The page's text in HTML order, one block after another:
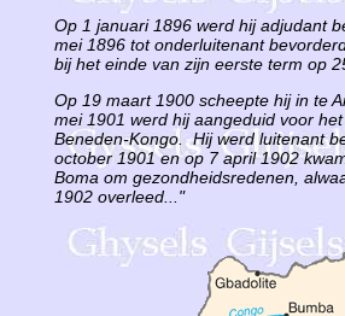
Op 1 januari 1896 werd hij adjudant
mei 1896 tot onderluitenant
bij het einde van zijn eerste term op
Op 19 maart 1900 scheepte hij in te
mei 1901 werd hij aangeduid voor
Beneden-Kongo. Hij werd luitenant
october 1901 en op 7 april 1902
Boma om gezondheidsredenen,
1902 overleed..."